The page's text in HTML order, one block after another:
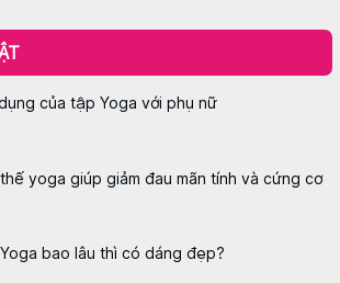
của tập Yoga với phụ nữ
yoga giúp giảm đau mãn tính và cứng cơ
bao lâu thì có dáng đẹp?